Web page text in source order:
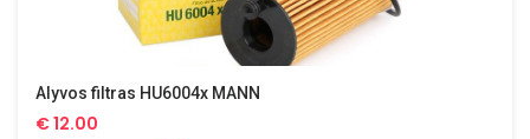
Alyvos filtras HU6004x MANN
€12.00